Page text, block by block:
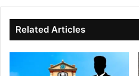
responsabilitatea lor.
Universitatea din Texas,
până la 10% după
monitorizare.
Related Articles